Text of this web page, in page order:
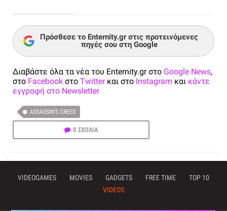
Πρόσθεσε το Enternity.gr στις προτεινόμενες
πηγές σου στη Google
Διαβάστε όλα τα νέα του Enternity.gr στο Google News,
στο Facebook στο Twitterκαι στο Instagram και κάντε
εγγραφή στο Newsletter
ASSASSIN’S CREED
0 ΣΧΟΛΙΑ
VIDEOGAMES MOVIES GADGETS FREE TIME
TOP 10
VIDEOS